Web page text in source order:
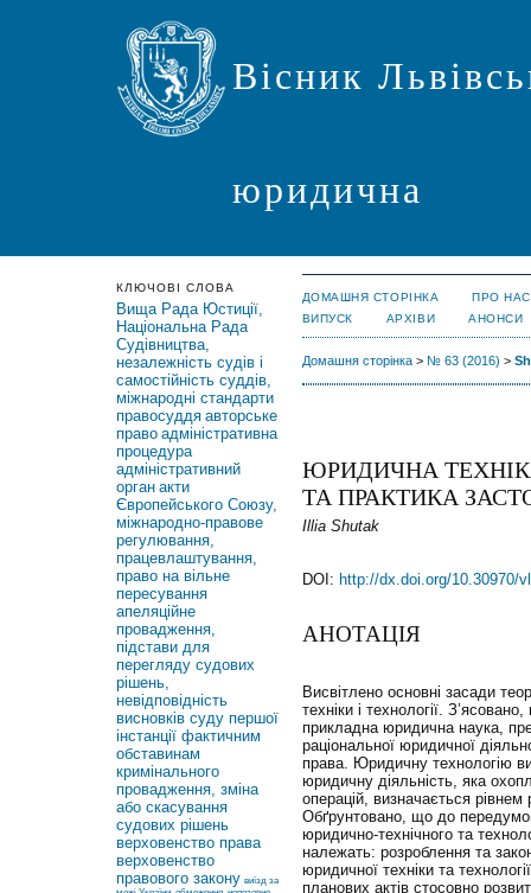
Вісник
юридична
КЛЮЧОВІ СЛОВА
Вища Рада Юстиції,
Національна Рада
Судівництва,
незалежність судів і
самостійність суддів,
міжнародні стандарти
правосуддя авторське
право адміністративна
процедура
адміністративний
орган акти
Європейського Союзу,
міжнародно-правове
регулювання,
працевлаштування,
право на вільне
пересування
апеляційне
провадження,
підстави для
перегляду судових
рішень,
невідповідність
висновків суду першої
інстанції фактичним
обставинам
кримінального
провадження, зміна
або скасування
судових рішень
верховенство права
верховенство
правового закону виїзд за
ДОМАШНЯ СТОРІНКА
ПРО НАС
ВИПУСК
АРХІВИ АНОНСИ
Домашня сторінка> № 63 (2016) >
ЮРИДИЧНА
ТА ПРАКТИКА
Illia Shutak
DOI: http://dx.doi.org/10.30970/
АНОТАЦІЯ
Висвітлено основні засади
техніки і технології.
прикладна юридична наука,
раціональної юридичної
права. Юридичну технологію
юридичну діяльність, яка
операцій, визначається
Обґрунтовано, що до
юридично-технічного та
належать: розроблення та
юридичної техніки та
планових актів стосовно